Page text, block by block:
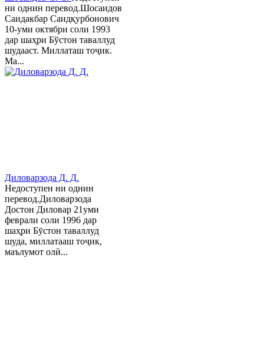
ни однин перевод.Шосаидов
Саидакбар Саидқурбонович
10-уми октябри соли 1993
дар шаҳри Бўстон таваллуд
шудааст. Миллаташ тоҷик.
Ма...
Диловарзода Д. Д.
Недоступен ни однин
перевод.Диловарзода
Достон Диловар 21уми
феврали соли 1996 дар
шаҳри Бӯстон таваллуд
шуда, миллатааш тоҷик,
маълумот олӣ...